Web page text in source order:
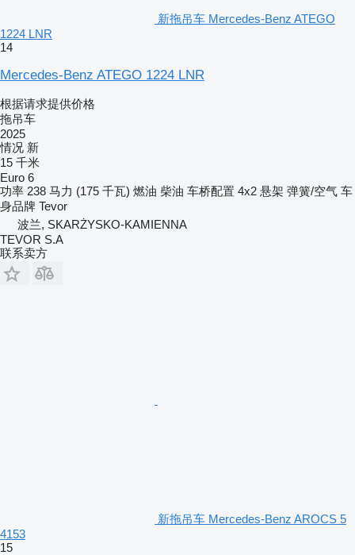
新拖吊车 Mercedes-Benz ATEGO
1224 LNR
14
Mercedes-Benz ATEGO 1224 LNR
根据请求提供价格
拖吊车
2025
情况 新
15 千米
Euro 6
功率 238 马力 (175 千瓦) 燃油 柴油 车桥配置 4x2 悬架 弹簧/空气 车
身品牌 Tevor
波兰, SKARŻYSKO-KAMIENNA
TEVOR S.A
联系卖方
新拖吊车 Mercedes-Benz AROCS 5
4153
15